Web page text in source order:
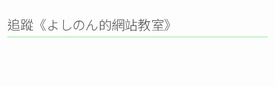
追蹤《よしのん的網站教室》